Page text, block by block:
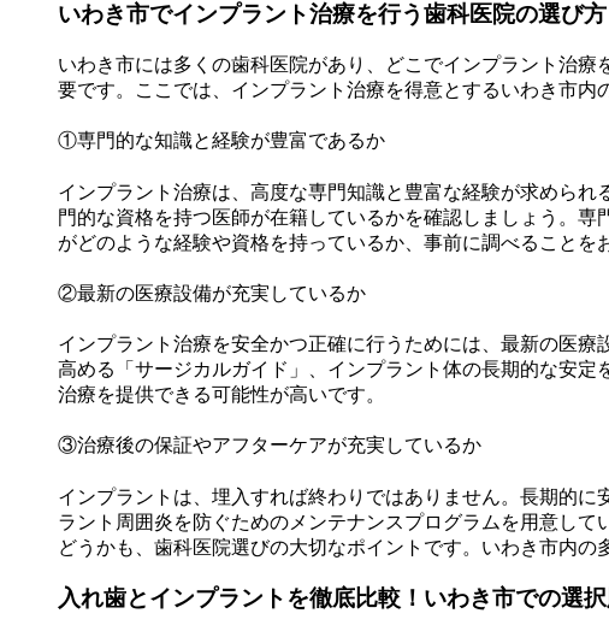
いわき市でインプラント治療を行う歯科医院の選び方
いわき市には多くの歯科医院があり、どこでインプラント治
要です。ここでは、インプラント治療を得意とするいわき市内
①専門的な知識と経験が豊富であるか
インプラント治療は、高度な専門知識と豊富な経験が求めら
門的な資格を持つ医師が在籍しているかを確認しましょう。
がどのような経験や資格を持っているか、事前に調べることを
②最新の医療設備が充実しているか
インプラント治療を安全かつ正確に行うためには、最新の医
高める「サージカルガイド」、インプラント体の長期的な安
治療を提供できる可能性が高いです。
③治療後の保証やアフターケアが充実しているか
インプラントは、埋入すれば終わりではありません。長期的
ラント周囲炎を防ぐためのメンテナンスプログラムを用意し
どうかも、歯科医院選びの大切なポイントです。いわき市内
入れ歯とインプラントを徹底比較！いわき市での選